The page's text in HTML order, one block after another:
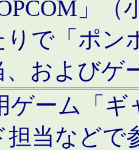
」（
りで「ポン
、およびゲ
ゲーム「
担当などで